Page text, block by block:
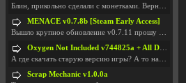
Блин, прикольно сделали с монетками. Вернулся в св
MENACE v0.7.8b [Steam Early Access]
Вышло крупное обновление v0.7.11 прошу обновить
Oxygen Not Included v744825a + All DLC
А где скачать старую версию игры? А то на новой но
Scrap Mechanic v1.0.0a